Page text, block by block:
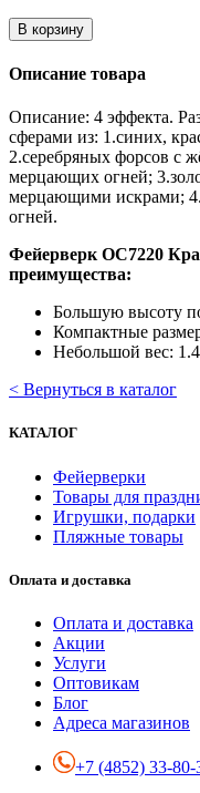
В корзину
Описание товара
Описание: 4 эффекта.
сферами из: 1.синих,
2.серебряных форсов с
мерцающих огней;
мерцающими искрами;
огней.
Фейерверк ОС7220
преимущества:
Большую высоту
Компактные
Небольшой вес: 1.4
< Вернуться в каталог
КАТАЛОГ
Фейерверки
Товары для
Игрушки, подарки
Пляжные товары
Оплата и доставка
Оплата и доставка
Акции
Услуги
Оптовикам
Блог
Адреса магазинов
+7 (4852) 33-80-